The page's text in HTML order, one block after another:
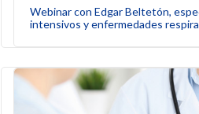
Webinar con Edgar Beltetón,
intensivos y enfermedades